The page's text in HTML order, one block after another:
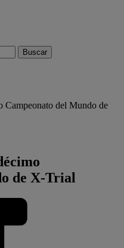
Campeonato del Mundo de
de X-Trial